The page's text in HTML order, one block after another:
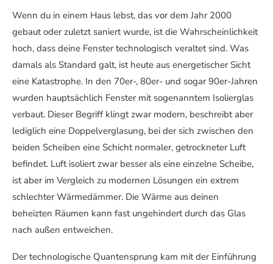
Wenn du in einem Haus lebst, das vor dem Jahr 2000
gebaut oder zuletzt saniert wurde, ist die Wahrscheinlichkeit
hoch, dass deine Fenster technologisch veraltet sind. Was
damals als Standard galt, ist heute aus energetischer Sicht
eine Katastrophe. In den 70er-, 80er- und sogar 90er-Jahren
wurden hauptsächlich Fenster mit sogenanntem Isolierglas
verbaut. Dieser Begriff klingt zwar modern, beschreibt aber
lediglich eine Doppelverglasung, bei der sich zwischen den
beiden Scheiben eine Schicht normaler, getrockneter Luft
befindet. Luft isoliert zwar besser als eine einzelne Scheibe,
ist aber im Vergleich zu modernen Lösungen ein extrem
schlechter Wärmedämmer. Die Wärme aus deinen
beheizten Räumen kann fast ungehindert durch das Glas
nach außen entweichen.
Der technologische Quantensprung kam mit der Einführung